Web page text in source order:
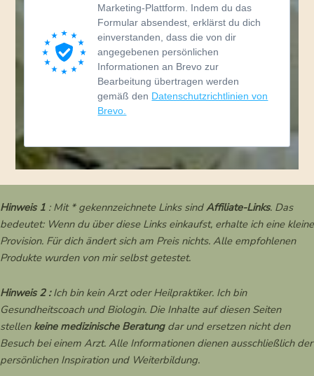
Marketing-Plattform. Indem du das
Formular absendest, erklärst du dich
einverstanden, dass die von dir
angegebenen persönlichen
Informationen an Brevo zur
Bearbeitung übertragen werden
gemäß den Datenschutzrichtlinien von
Brevo.
Hinweis 1 : Mit * gekennzeichnete Links sindAffiliate-Links. Das
bedeutet: Wenn du über diese Links einkaufst, erhalte ich eine kleine
Provision. Für dich ändert sich am Preis nichts. Alle empfohlenen
Produkte wurden von mir selbst getestet.
Hinweis 2 :Ich bin kein Arzt oder Heilpraktiker. Ich bin
Gesundheitscoach und Biologin. Die Inhalte auf diesen Seiten
stellen keine medizinische Beratung dar und ersetzen nicht den
Besuch bei einem Arzt. Alle Informationen dienen ausschließlich der
persönlichen Inspiration und Weiterbildung.